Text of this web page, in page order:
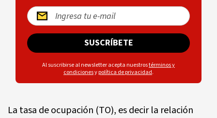
SUSCRÍBETE
Al suscribirse al newsletter acepta nuestrostérminos y
condicionesypolítica de privacidad.
La tasa de ocupación (TO), es decir la relación